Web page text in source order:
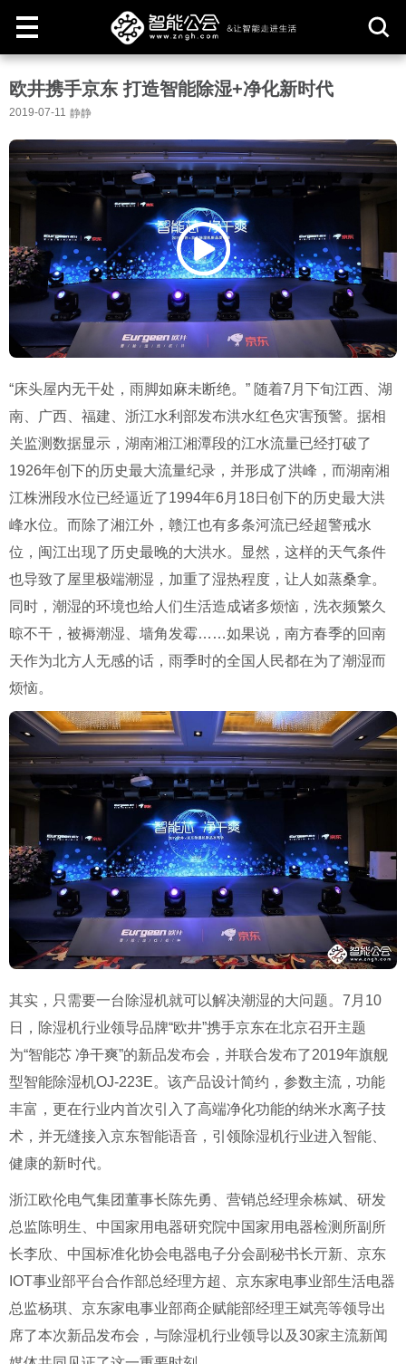
欧井携手京东 打造智能除湿+净化新时代
2019-07-11 静静
“床头屋内无干处，雨脚如麻未断绝。 ” 随着7 月下旬江西、湖
南、广西、福建、浙江水利部发布洪水红色灾害预警。据相
关监测数据显示，湖南湘江湘潭段的江水流量已经打破了
1926年创下的历史最大流量纪录，并形成了洪峰，而湖南湘
江株洲段水位已经逼近了1994年6月 18日创下的历史最大洪
峰水位。而除了湘江外，赣江也有多条河流已经超警戒水
位，闽江出现了历史最晚的大洪水。显然，这样的天气条件
也导致了屋里极端潮湿，加重了湿热程度，让人如蒸桑拿。
同时，潮湿的环境也给人们生活造成诸多烦恼，洗衣频繁久
晾不干，被褥潮湿、墙角发霉……如果说，南方春季的回南
天作为北方人无感的话，雨季时的全国人民都在为了潮湿而
烦恼。
其实，只需要一台除湿机就可以解决潮湿的大问题。 7 月 10
日，除湿机行业领导品牌“欧井”携手京东在北京召开主题
为“智能芯 净干爽”的新品发布会，并联合发布了2019年旗舰
型智能除湿机OJ-223E。该产品设计简约，参数主流，功能
丰富，更在行业内首次引入了高端净化功能的纳米水离子技
术，并无缝接入京东智能语音，引领除湿机行业进入智能、
健康的新时代。
浙江欧伦电气集团董事长陈先勇、营销总经理余栋斌、研发
总监陈明生、中国家用电器研究院中国家用电器检测所副所
长李欣、中国标准化协会电器电子分会副秘书长亓新、京东
IOT事业部平台合作部总经理方超、京东家电事业部生活电器
总监杨琪、京东家电事业部商企赋能部经理王斌亮等领导出
席了本次新品发布会，与除湿机行业领导以及30家主流新闻